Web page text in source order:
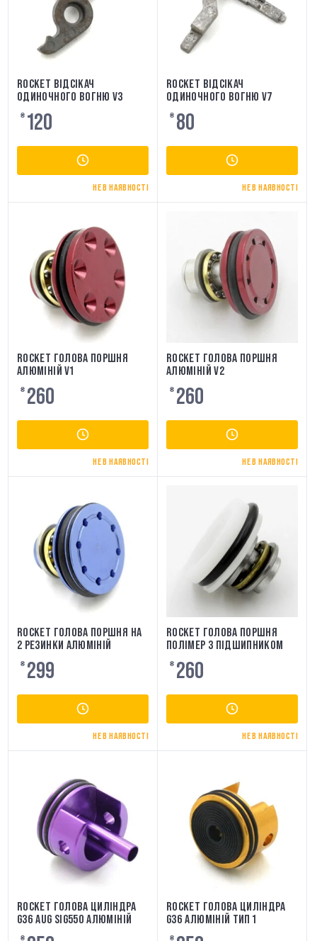
ROCKET ВІДСІКАЧ
ОДИНОЧНОГО ВОГНЮ V3
₴ 120
НЕ В НАЯВНОСТІ
ROCKET ВІДСІКАЧ
ОДИНОЧНОГО ВОГНЮ V7
₴ 80
НЕ В НАЯВНОСТІ
ROCKET ГОЛОВА ПОРШНЯ
АЛЮМІНІЙ V1
₴ 260
НЕ В НАЯВНОСТІ
ROCKET ГОЛОВА ПОРШНЯ
АЛЮМІНІЙ V2
₴ 260
НЕ В НАЯВНОСТІ
ROCKET ГОЛОВА ПОРШНЯ НА
2 РЕЗИНКИ АЛЮМІНІЙ
₴ 299
НЕ В НАЯВНОСТІ
ROCKET ГОЛОВА ПОРШНЯ
ПОЛІМЕР З ПІДШИПНИКОМ
₴ 260
НЕ В НАЯВНОСТІ
ROCKET ГОЛОВА ЦИЛІНДРА
G36 AUG SIG550 АЛЮМІНІЙ
₴
ROCKET ГОЛОВА ЦИЛІНДРА
G36 АЛЮМІНІЙ ТИП 1
₴